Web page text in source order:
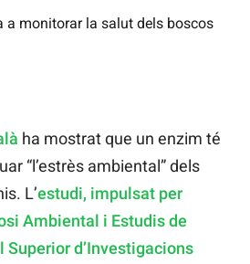
a monitorar la salut dels boscos
ha mostrat que un enzim té
“l’estrès ambiental” dels
L’estudi, impulsat per
Ambiental i Estudis de
Superior d’Investigacions